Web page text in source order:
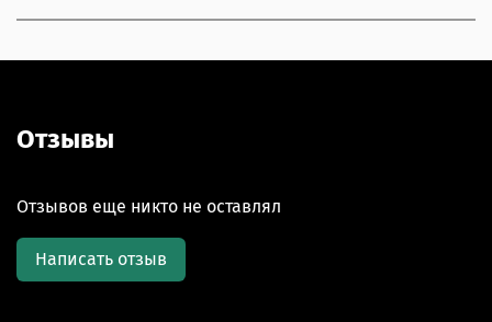
Отзывы
Отзывов еще никто не оставлял
Написать отзыв